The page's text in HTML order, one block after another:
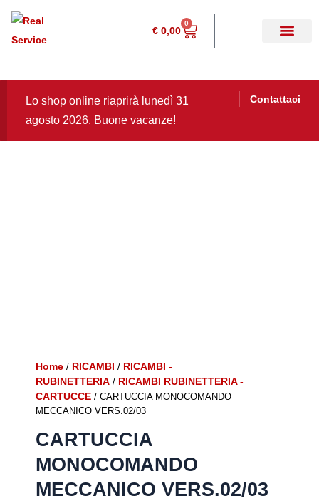
€ 0,00
0
Contattaci
Lo shop online riaprirà lunedì 31
agosto 2026. Buone vacanze!
Home / RICAMBI / RICAMBI -
RUBINETTERIA / RICAMBI RUBINETTERIA -
CARTUCCE / CARTUCCIA MONOCOMANDO
MECCANICO VERS.02/03
CARTUCCIA
MONOCOMANDO
MECCANICO VERS.02/03